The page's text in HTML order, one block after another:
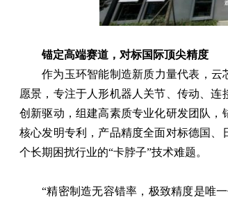
锚定高端赛道，对标国际顶尖精度
作为玉环智能制造新质力量代表，云
愿景，专注于人形机器人关节、传动、
创新驱动，组建高素质专业化研发团队
核心发明专利，产品精度全面对标德国
个长期困扰行业的“卡脖子”技术难题。
“精密制造无容错率，极致精度是唯